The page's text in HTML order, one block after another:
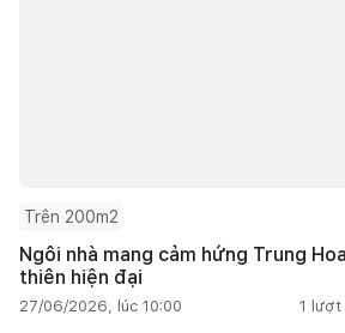
Trên 200m2
Ngôi nhà mang cảm hứng Trung
thiên hiện đại
27/06/2026, lúc 10:00 1 lượt